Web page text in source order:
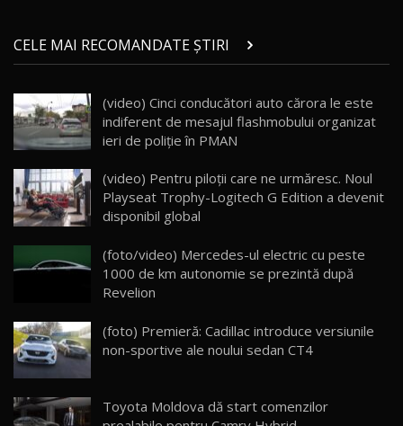
21
Micul BYD Dolphin Surf / Test Drive
AutoBlog.MD
16:59
22
Noua Mazda 6e / Test Drive AutoBlog.MD
26:59
23
Lynk & Co 01 / Test Drive AutoBlog.MD
25:19
ZEEKR 009: Cel mai Performant și Confortabil
Van Electric Testat în Moldova / AutoBlog.MD
26:38
25
mai Exclusiv și Puternic Defender Testat în
Moldova
32:21
26
AutoBlog.MD
10:57
CELE MAI RECOMANDATE ȘTIRI
(video) Cinci conducători auto cărora le este
indiferent de mesajul flashmobului organizat
ieri de poliție în PMAN
(video) Pentru piloţii care ne urmăresc. Noul
Playseat Trophy-Logitech G Edition a devenit
disponibil global
(foto/video) Mercedes-ul electric cu peste
1000 de km autonomie se prezintă după
Revelion
(foto) Premieră: Cadillac introduce versiunile
non-sportive ale noului sedan CT4
Toyota Moldova dă start comenzilor